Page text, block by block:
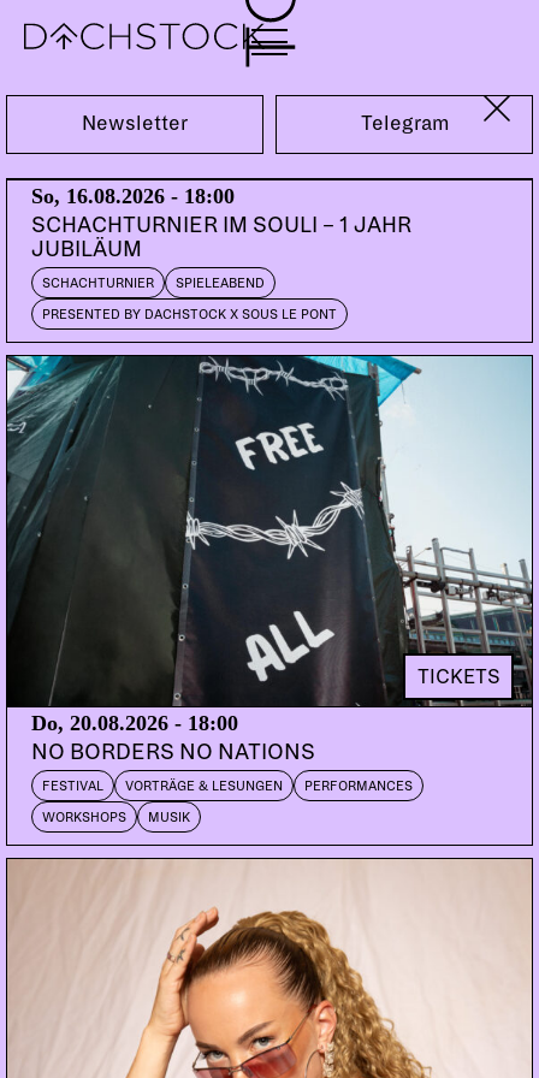
Fr, 18.09.2020
DOORS:23:00
Newsletter Telegram
So, 16.08.2026 - 18:00
SCHACHTURNIER IM SOULI – 1 JAHR
JUBILÄUM
SCHACHTURNIER SPIELEABEND
PRESENTED BY DACHSTOCK X SOUS LE PONT
TICKETS
Do, 20.08.2026 - 18:00
NO BORDERS NO NATIONS
FESTIVAL VORTRÄGE & LESUNGEN PERFORMANCES
WORKSHOPS MUSIK